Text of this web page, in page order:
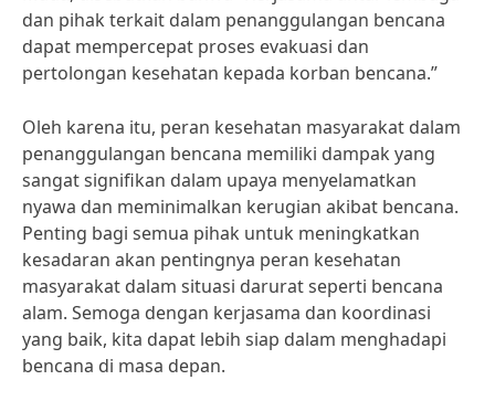
dan pihak terkait dalam penanggulangan bencana
dapat mempercepat proses evakuasi dan
pertolongan kesehatan kepada korban bencana.”
Oleh karena itu, peran kesehatan masyarakat dalam
penanggulangan bencana memiliki dampak yang
sangat signifikan dalam upaya menyelamatkan
nyawa dan meminimalkan kerugian akibat bencana.
Penting bagi semua pihak untuk meningkatkan
kesadaran akan pentingnya peran kesehatan
masyarakat dalam situasi darurat seperti bencana
alam. Semoga dengan kerjasama dan koordinasi
yang baik, kita dapat lebih siap dalam menghadapi
bencana di masa depan.